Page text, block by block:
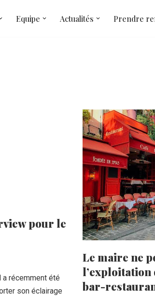
Equipe Actualités Prendre
pour le
récemment été
son éclairage
Le maire ne
l’exploitation
bar-